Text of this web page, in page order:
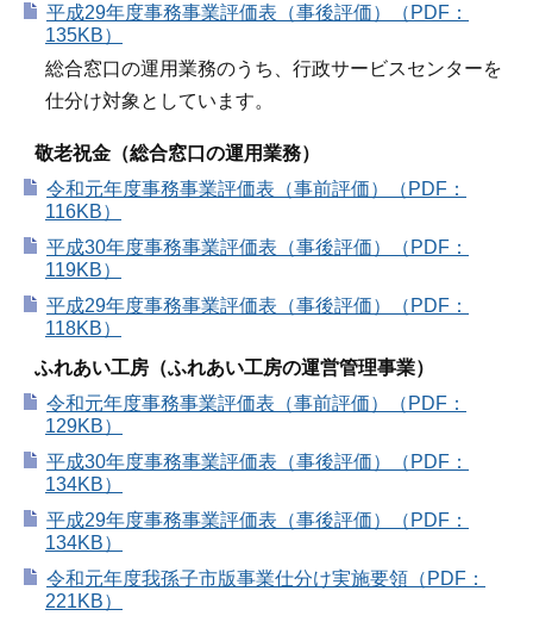
平成29年度事務事業評価表（事後評価）（PDF：
135KB）
総合窓口の運用業務のうち、行政サービスセンターを
仕分け対象としています。
敬老祝金（総合窓口の運用業務）
令和元年度事務事業評価表（事前評価）（PDF：
116KB）
平成30年度事務事業評価表（事後評価）（PDF：
119KB）
平成29年度事務事業評価表（事後評価）（PDF：
118KB）
ふれあい工房（ふれあい工房の運営管理事業）
令和元年度事務事業評価表（事前評価）（PDF：
129KB）
平成30年度事務事業評価表（事後評価）（PDF：
134KB）
平成29年度事務事業評価表（事後評価）（PDF：
134KB）
令和元年度我孫子市版事業仕分け実施要領（PDF：
221KB）